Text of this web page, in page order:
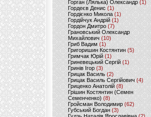
Горган (Лялька) Олександр(1)
Гордеєв Денис (1)
Гордієнко Микола (1)
Гордійчук Андрій (1)
Гордон Дмитро (7)
Грановський Олександр
Михайлович (10)
Гриб Вадим (1)
Григоришин Костянтин (5)
Гримчак Юрій(1)
Гриневецький Сергій(1)
Гринів Ігор (3)
Грицак Василь (2)
Грицак Василь Сергійович (4)
Гриценко Анатолій (8)
Грішин Костянтин (Семен
Семенченко)(8)
Гройсман Володимир(62)
Губський Богдан (3)